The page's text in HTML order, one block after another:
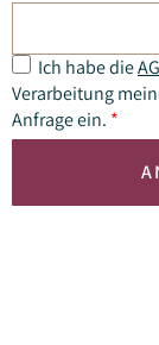
Ich habe die
Verarbeitung
Anfrage ein. *